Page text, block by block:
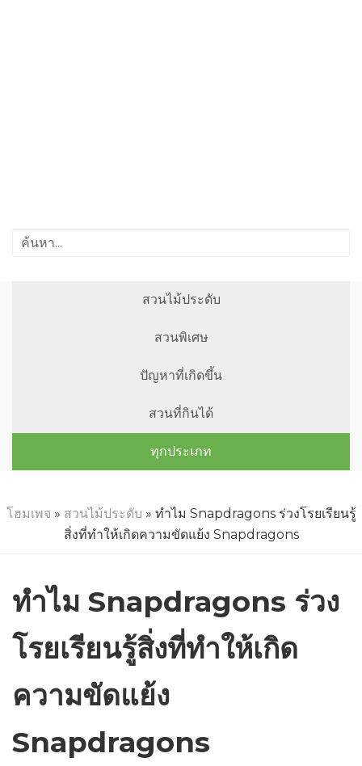
สวนไม้ประดับ
สวนพิเศษ
ปัญหาที่เกิดขึ้น
สวนที่กินได้
ทุกประเภท
โฮมเพจ » สวนไม้ประดับ » ทำไม Snapdragons ร่วงโรยเรียนรู้
สิ่งที่ทำให้เกิดความขัดแย้ง Snapdragons
ทำไม Snapdragons ร่วง
โรยเรียนรู้สิ่งที่ทำให้เกิด
ความขัดแย้ง
Snapdragons